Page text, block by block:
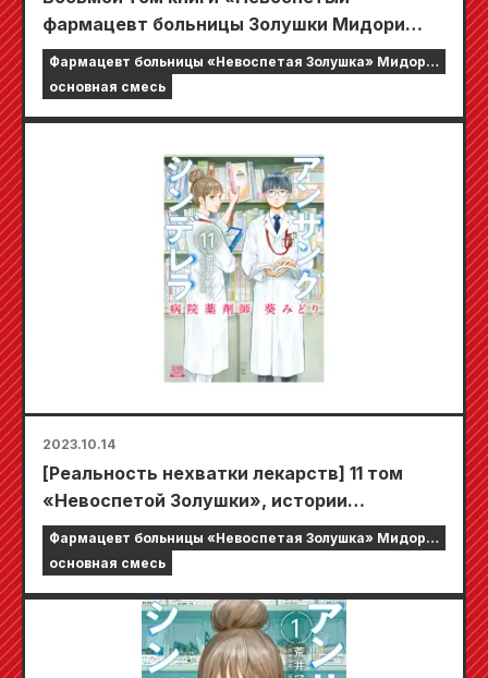
фармацевт больницы Золушки Мидори
Аой», в котором по доверенности
рассказывается о синдроме Мюнхгаузена,
теперь переиздан!
Фармацевт больницы «Невоспетая Золушка» Мидори
Аой
основная смесь
2023.10.14
[Реальность нехватки лекарств] 11 том
«Невоспетой Золушки», истории
«медицинской помощи», цветущей в тени,
выйдет 20 октября!!
Фармацевт больницы «Невоспетая Золушка» Мидори
Аой
основная смесь